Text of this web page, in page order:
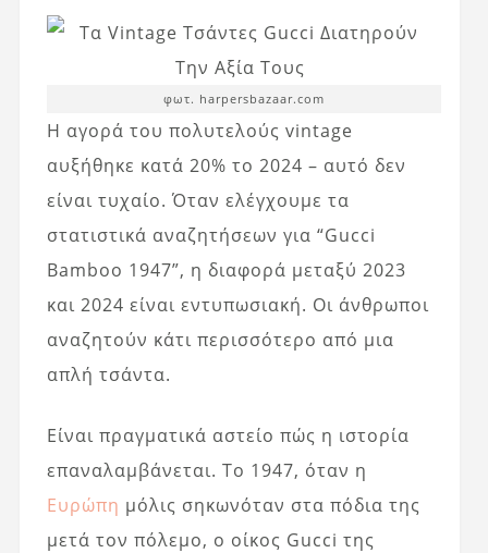
φωτ. harpersbazaar.com
Η αγορά του πολυτελούς vintage
αυξήθηκε κατά 20% το 2024 – αυτό δεν
είναι τυχαίο. Όταν ελέγχουμε τα
στατιστικά αναζητήσεων για “Gucci
Bamboo 1947”, η διαφορά μεταξύ 2023
και 2024 είναι εντυπωσιακή. Οι άνθρωποι
αναζητούν κάτι περισσότερο από μια
απλή τσάντα.
Είναι πραγματικά αστείο πώς η ιστορία
επαναλαμβάνεται. Το 1947, όταν η
Ευρώπη μόλις σηκωνόταν στα πόδια της
μετά τον πόλεμο, ο οίκος Gucci της